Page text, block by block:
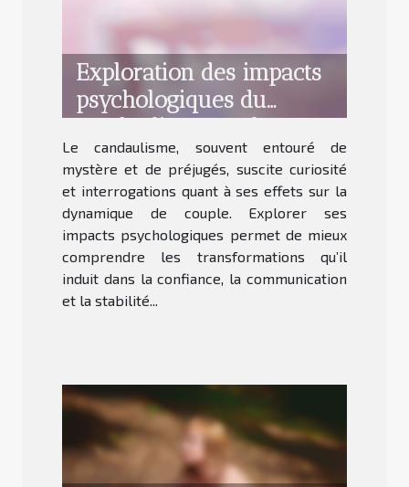
Exploration des impacts
psychologiques du
candaulisme sur les
relations
Le candaulisme, souvent entouré de
mystère et de préjugés, suscite curiosité
et interrogations quant à ses effets sur la
dynamique de couple. Explorer ses
impacts psychologiques permet de mieux
comprendre les transformations qu’il
induit dans la confiance, la communication
et la stabilité...